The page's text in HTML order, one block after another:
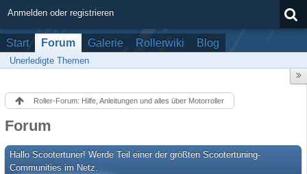
Anmelden oder registrieren
Start Forum Galerie Rollerwiki Blog
Unerledigte Themen
Roller-Forum: Hilfe, Anleitungen und alles über Motorroller
Forum
Hallo Scootertuner! Werde Teil einer der größten Scootertuning-
Communities im Netz.